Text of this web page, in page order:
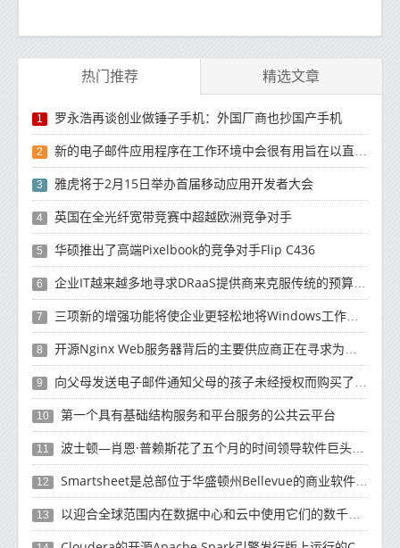
热门推荐 精选文章
1 罗永浩再谈创业做锤子手机：外国厂商也抄国产手机
2 新的电子邮件应用程序在工作环境中会很有用旨在以直观方式组织电子邮件收件箱的新功能
3 雅虎将于2月15日举办首届移动应用开发者大会
4 英国在全光纤宽带竞赛中超越欧洲竞争对手
5 华硕推出了高端Pixelbook的竞争对手Flip C436
6 企业IT越来越多地寻求DRaaS提供商来克服传统的预算资源和复杂性挑战
7 三项新的增强功能将使企业更轻松地将Windows工作负载迁移到云
8 开源Nginx Web服务器背后的主要供应商正在寻求为未来10年的增长提供资金
9 向父母发送电子邮件通知父母的孩子未经授权而购买了有关如何退款的产品
10 第一个具有基础结构服务和平台服务的公共云平台
11 波士顿—肖恩·普赖斯花了五个月的时间领导软件巨头SAP的云计算工作
12 Smartsheet是总部位于华盛顿州Bellevue的商业软件制造商
13 以迎合全球范围内在数据中心和云中使用它们的数千名客户